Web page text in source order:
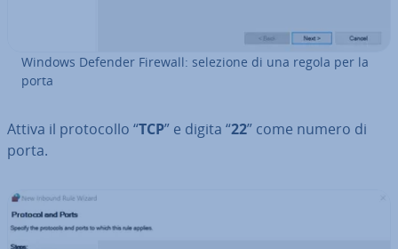
Windows Defender Firewall: selezione di una regola per la
porta
Attiva il pro­to­col­lo “TCP” e digita “22” come numero di
porta.